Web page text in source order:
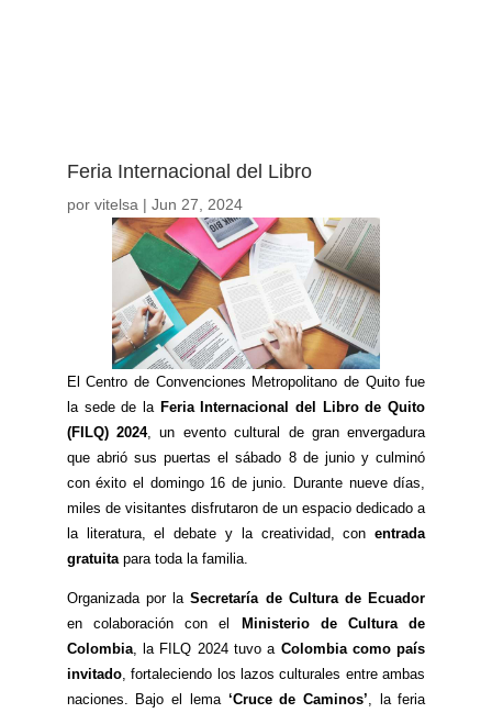
Feria Internacional del Libro
por vitelsa | Jun 27, 2024
El Centro de Convenciones Metropolitano de Quito fue
la sede de la Feria Internacional del Libro de Quito
(FILQ) 2024, un evento cultural de gran envergadura
que abrió sus puertas el sábado 8 de junio y culminó
con éxito el domingo 16 de junio. Durante nueve días,
miles de visitantes disfrutaron de un espacio dedicado a
la literatura, el debate y la creatividad, conentrada
gratuitapara toda la familia.
Organizada por laSecretaría de Cultura de Ecuador
en colaboración con el Ministerio de Cultura de
Colombia, la FILQ 2024 tuvo a Colombia como país
invitado, fortaleciendo los lazos culturales entre ambas
naciones. Bajo el lema ‘Cruce de Caminos’ , la feria